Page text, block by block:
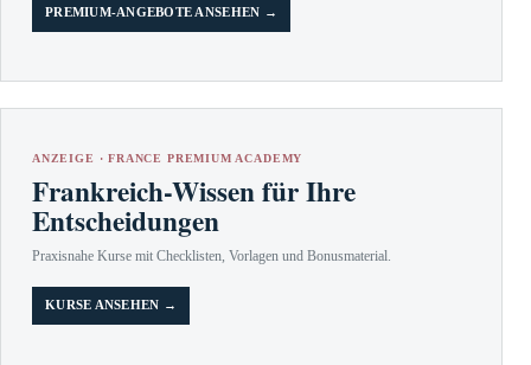
PREMIUM-ANGEBOTE ANSEHEN →
ANZEIGE · FRANCE PREMIUM ACADEMY
Frankreich-Wissen für Ihre
Entscheidungen
Praxisnahe Kurse mit Checklisten, Vorlagen und Bonusmaterial.
KURSE ANSEHEN →